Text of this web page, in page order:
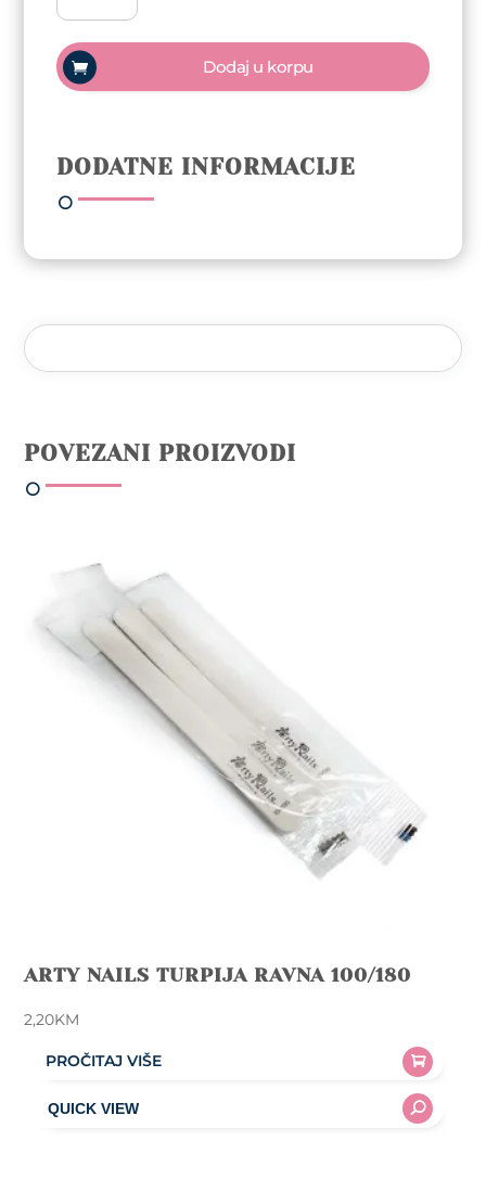
polish
Trajni
lak
10ml
količina
Dodaj u korpu
DODATNE INFORMACIJE
POVEZANI PROIZVODI
ARTY NAILS TURPIJA RAVNA 100/180
2,20KM
PROČITAJ VIŠE